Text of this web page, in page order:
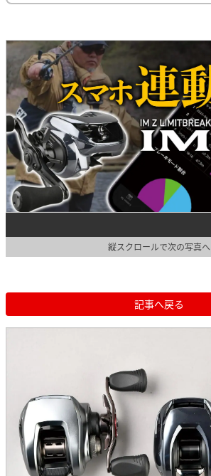
縦スクロールで次の写真へ
記事へ戻る